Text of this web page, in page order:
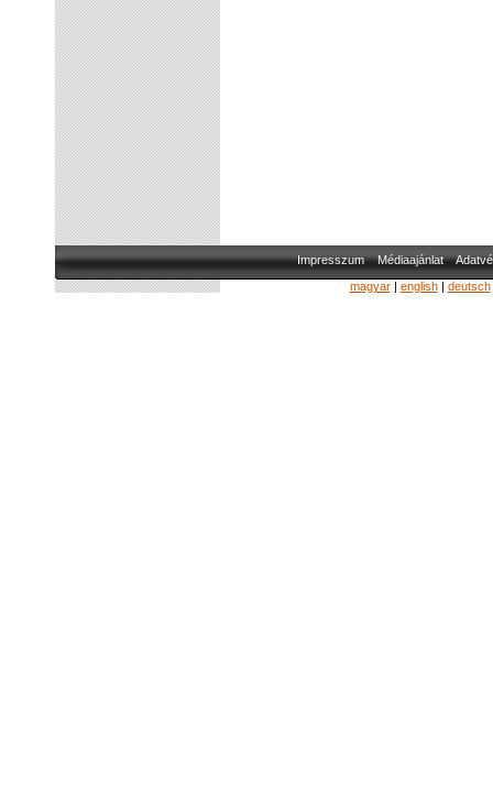
Impresszum Médiaajánlat
magyar| english| deutsch